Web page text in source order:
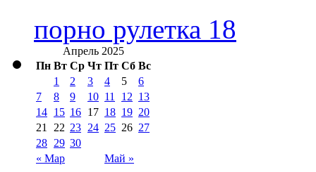
порно рулетка 18
Апрель 2025
Пн Вт Ср Чт Пт Сб Вс
« Мар Май »
1 2 3 4 5
6
7
8 9 10 11 12 13
14 15 16 17 18 19 20
21
22 23 24 25 26 27
28 29 30